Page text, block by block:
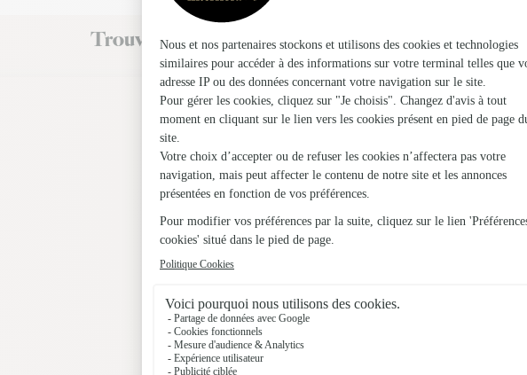
Trouvez un fleuriste Interflora à Villebéon et dans